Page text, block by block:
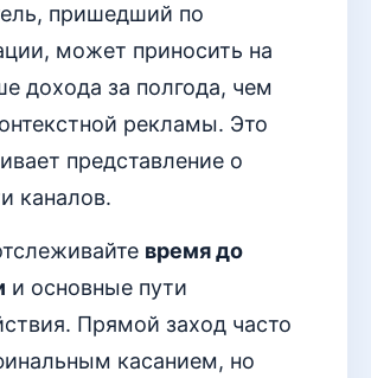
пришедший по
может приносить на
дохода за полгода, чем
рекламы. Это
представление о
каналов.
время до
и основные пути
Прямой заход часто
касанием, но